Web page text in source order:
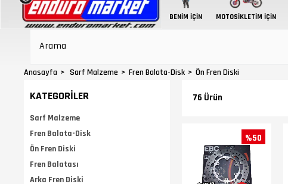
BENIM İÇIN MOTOSIKLETIM İÇIN
Anasayfa Sarf Malzeme Fren Balata-Disk Ön Fren Diski
KATEGORILER
Sarf Malzeme
Fren Balata-Disk
Ön Fren Diski
Fren Balatası
Arka Fren Diski
76 Ürün
%50